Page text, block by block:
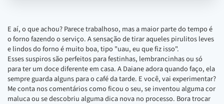
E aí, o que achou? Parece trabalhoso, mas a maior parte do tempo é
o forno fazendo o serviço. A sensação de tirar aqueles pirulitos leves
e lindos do forno é muito boa, tipo "uau, eu que fiz isso".
Esses suspiros são perfeitos para festinhas, lembrancinhas ou só
para ter um doce diferente em casa. A Daiane adora quando faço, ela
sempre guarda alguns para o café da tarde. E você, vai experimentar?
Me conta nos comentários como ficou o seu, se inventou alguma cor
maluca ou se descobriu alguma dica nova no processo. Bora trocar